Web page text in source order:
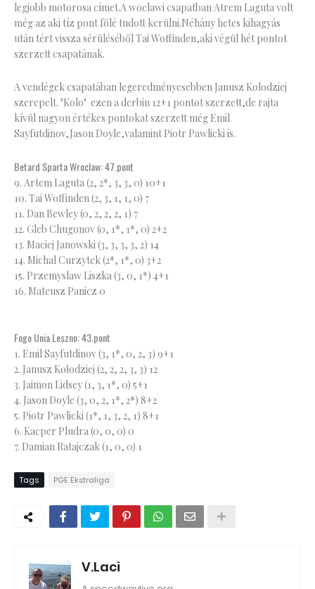
legjobb motorosa címet.A woclawi csapatban Atrem Laguta volt
még az aki tíz pont fölé tudott kerülni.Néhány hetes kihagyás
után tért vissza sérüléséből Tai Woffinden,aki végül hét pontot
szerzett csapatának.
A vendégek csapatában legeredményesebben Janusz Kolodziej
szerepelt. "Kolo" ezen a derbin 12+1 pontot szerzett,de rajta
kívül nagyon értékes pontokat szerzett még Emil
Sayfutdinov,Jason Doyle,valamint Piotr Pawlicki is.
Betard Sparta Wroclaw: 47.pont
9. Artem Laguta (2, 2*, 3, 3, 0) 10+1
10. Tai Woffinden (2, 3, 1, 1, 0) 7
11. Dan Bewley (0, 2, 2, 2, 1) 7
12. Gleb Chugonov (0, 1*, 1*, 0) 2+2
13. Maciej Janowski (3, 3, 3, 3, 2) 14
14. Michal Curzytek (2*, 1*, 0) 3+2
15. Przemyslaw Liszka (3, 0, 1*) 4+1
16. Mateusz Panicz 0
Fogo Unia Leszno: 43.pont
1. Emil Sayfutdinov (3, 1*, 0, 2, 3) 9+1
2. Janusz Kołodziej (2, 2, 2, 3, 3) 12
3. Jaimon Lidsey (1, 3, 1*, 0) 5+1
4. Jason Doyle (3, 0, 2, 1*, 2*) 8+2
5. Piotr Pawlicki (1*, 1, 3, 2, 1) 8+1
6. Kacper Pludra (0, 0, 0) 0
7. Damian Ratajczak (1, 0, 0) 1
Tags PGE Ekstraliga
V.Laci